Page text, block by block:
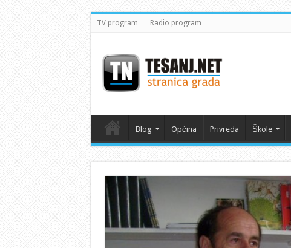
TV program Radio program
Blog Općina Privreda Škole